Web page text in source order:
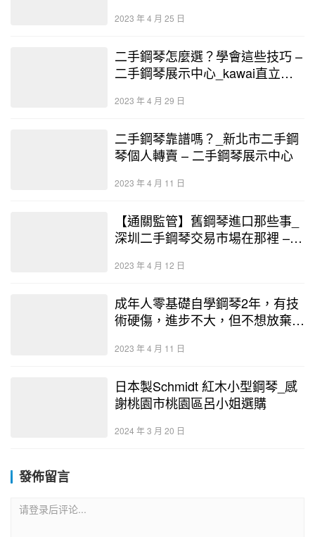
2023 年 4 月 25 日
二手鋼琴怎麼選？學會這些技巧 –
二手鋼琴展示中心_kawai直立鋼
2023 年 4 月 29 日
二手鋼琴靠譜嗎？_新北市二手鋼
琴個人轉賣 – 二手鋼琴展示中心
2023 年 4 月 11 日
【通關監管】舊鋼琴進口那些事_
深圳二手鋼琴交易市場在那裡 –
2023 年 4 月 12 日
成年人零基礎自學鋼琴2年，有技
術硬傷，進步不大，但不想放棄…
2023 年 4 月 11 日
日本製Schmidt 紅木小型鋼琴_感
謝桃園市桃園區呂小姐選購
2024 年 3 月 20 日
發佈留言
请登录后评论...